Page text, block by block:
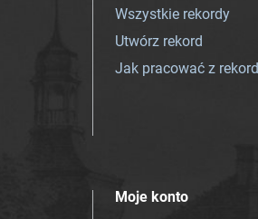
Wszystkie rekordy
Utwórz rekord
Jak pracować z
Moje konto